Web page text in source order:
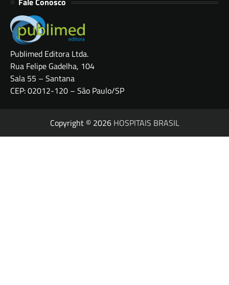
Publimed Editora Ltda.
Rua Felipe Gadelha, 104
Sala 55 – Santana
CEP: 02012-120 – São Paulo/SP
Copyright © 2026 HOSPITAIS BRASIL